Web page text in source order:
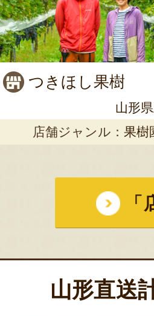
つきほし果樹
山形
店舗ジャンル： 果樹
山形直送